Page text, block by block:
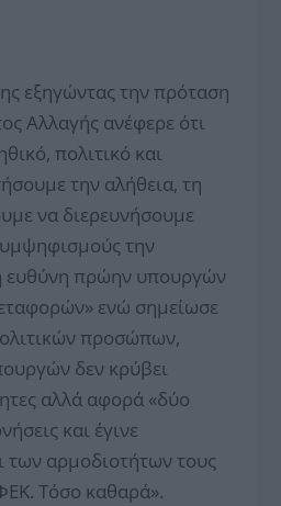
εξηγώντας την πρόταση
Αλλαγής ανέφερε ότι
πολιτικό και
την αλήθεια, τη
να διερευνήσουμε
την
ευθύνη πρώην υπουργών
ενώ σημείωσε
προσώπων,
δεν κρύβει
αλλά αφορά «δύο
και έγινε
των αρμοδιοτήτων τους
Τόσο καθαρά».